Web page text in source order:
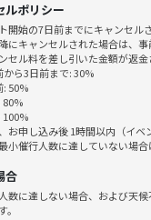
🧘
アプリをダウンロー
参加可能ですが、パソ
イクオフでも大丈夫です
服装がおすすめです
目的🩵
な形で15年ほど続けて
まってしまいました。
このような定期イベント
ルポリシー
開始の7日前までにキャンセル
にキャンセルされた場合は、
セル料を差し引いた金額が返金
ら3日前まで: 30%
50%
お申し込み後 1時間以内（イ
小催行人数に達していない場
合
数に達しない場合、および天